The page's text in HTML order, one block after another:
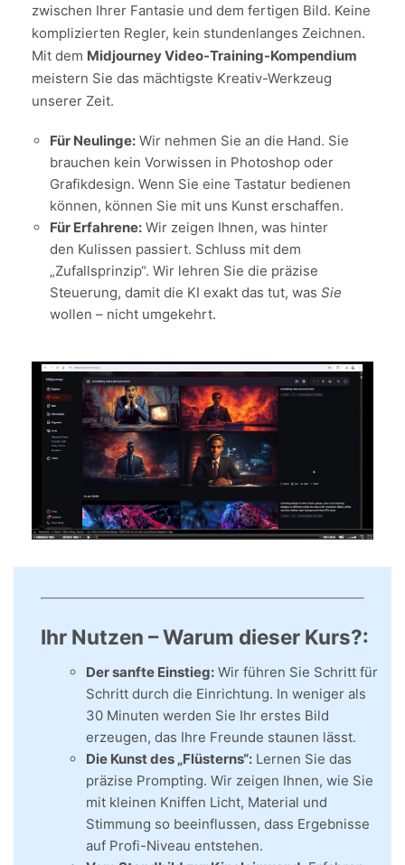
zwischen Ihrer Fantasie und dem fertigen Bild. Keine
komplizierten Regler, kein stundenlanges Zeichnen.
Mit dem Midjourney Video-Training-Kompendium
meistern Sie das mächtigste Kreativ-Werkzeug
unserer Zeit.
Für Neulinge: Wir nehmen Sie an die Hand. Sie
brauchen kein Vorwissen in Photoshop oder
Grafikdesign. Wenn Sie eine Tastatur bedienen
können, können Sie mit uns Kunst erschaffen.
Für Erfahrene: Wir zeigen Ihnen, was hinter
den Kulissen passiert. Schluss mit dem
„Zufallsprinzip“. Wir lehren Sie die präzise
Steuerung, damit die KI exakt das tut, was Sie
wollen – nicht umgekehrt.
Ihr Nutzen – Warum dieser Kurs?:
Der sanfte Einstieg: Wir führen Sie Schritt für
Schritt durch die Einrichtung. In weniger als
30 Minuten werden Sie Ihr erstes Bild
erzeugen, das Ihre Freunde staunen lässt.
Die Kunst des „Flüsterns“: Lernen Sie das
präzise Prompting. Wir zeigen Ihnen, wie Sie
mit kleinen Kniffen Licht, Material und
Stimmung so beeinflussen, dass Ergebnisse
auf Profi-Niveau entstehen.